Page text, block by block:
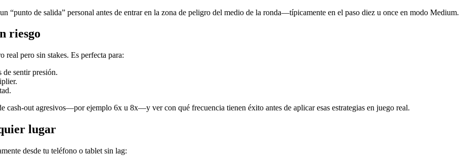
“punto de salida” personal antes de entrar en la zona de peligro del medio de la ronda—típicamente en el paso diez u once en modo Medium.
riesgo
pero sin stakes. Es perfecta para:
de sentir presión.
cash‑out agresivos—por ejemplo 6x u 8x—y ver con qué frecuencia tienen éxito antes de aplicar esas estrategias en juego real.
lugar
desde tu teléfono o tablet sin lag: